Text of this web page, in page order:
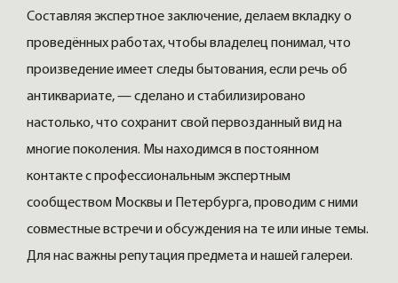
Составляя экспертное заключение, делаем вкладку о
проведённых работах, чтобы владелец понимал, что
произведение имеет следы бытования, если речь об
антиквариате, — сделано и стабилизировано
настолько, что сохранит свой первозданный вид на
многие поколения. Мы находимся в постоянном
контакте с профессиональным экспертным
сообществом Москвы и Петербурга, проводим с ними
совместные встречи и обсуждения на те или иные темы.
Для нас важны репутация предмета и нашей галереи.